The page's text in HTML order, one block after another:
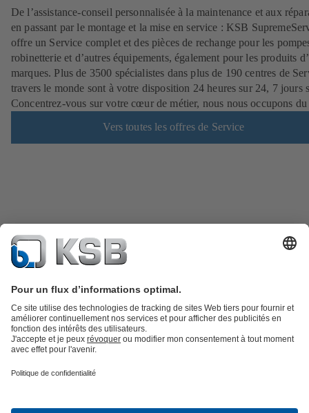
De l’assistance-conseil personnalisée à la maintenance et aux
en passant par le montage et la mise en service : KSB
offre un Service complet et des pièces de rechange pour les
robinetterie et d’autres équipements, également pour les produits
marques. Plus de 3500 spécialistes dans plus de 190 centres de
travers le monde sont à votre disposition 24 heures sur 24, 7 jours
Concentrez-vous sur votre cœur de métier, nous nous occupons du
Vers toutes les offres de Service